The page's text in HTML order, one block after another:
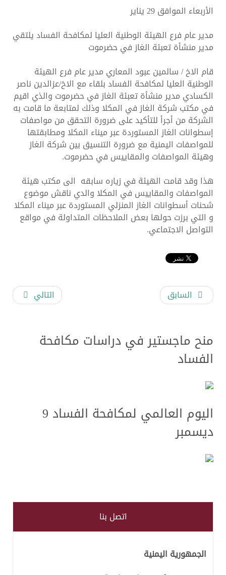
الأربعاﺀ الموافق 29 يناير
مدير عام فرع الهيئة الوطنية العليا لمكافحة الفساد يلتقي
مدير منشأة تعبئة الغاز في حضرموت
قام الاخ / سالمين عبود المعاري مدير عام فرع الهيئة
الوطنية العليا لمكافحة الفساد بلقاء مع الاخ/عزالدين ناصر
الكسادي مدير منشأة تعبئة الغاز في حضرموت والذي اقيم
في مكتب شركة الغاز في المكلا وذلك لمتابعة ما قامت به
الشركة من أجرأ للتأكيد على ضرورة التحقق من مواصفات
إسطوانات الغاز المستوردة عبر ميناﺀ المكلا ومطابقتها
للمواصفات اليمنية مع ضرورة التنسيق بين شركة الغاز
وهيئة المواصفات والمقاييس في حضرموت.
هذا وقد قامت الهيئة في زياره سابقه الى مكتب هيئة
المواصفات والمقاييس في المكلا والدي ناقش موضوع
شحنات أسطوانات الغاز المنزلي المستوردة عبر ميناء المكلا
و التي برزت حولها بعض الملاحظات المتداولة في مواقع
التواصل الاجتماعي.
السابق التالي
منح ماجستير في دراسات مكافحة
الفساد
اليوم العالمي لمكافحة الفساد 9
ديسمبر
اتصل بنا
الجمهورية اليمنية